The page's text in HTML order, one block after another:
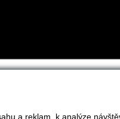
a reklam, k analýze